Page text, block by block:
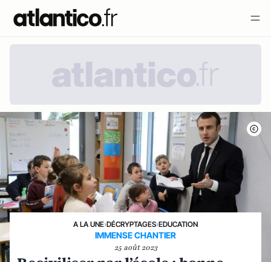
A LA UNE›DÉCRYPTAGES›EDUCATION
IMMENSE CHANTIER
25 août 2023